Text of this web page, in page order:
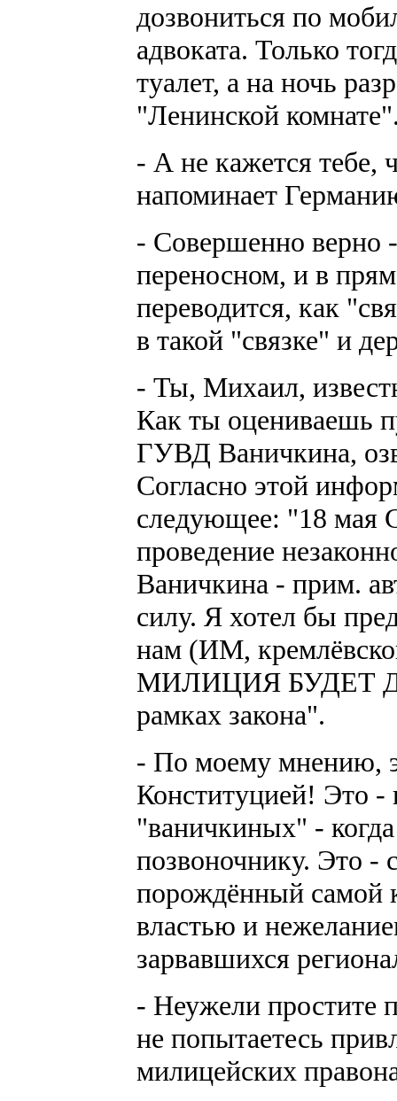
дозвониться по
адвоката. Только
туалет, а на ночь
"Ленинской
- А не кажется тебе,
напоминает
- Совершенно
переносном, и в
переводится, как
в такой "связке" и
- Ты, Михаил,
Как ты оцениваешь
ГУВД Ваничкина,
Согласно этой
следующее: "18
проведение
Ваничкина - прим.
силу. Я хотел бы
нам (ИМ,
МИЛИЦИЯ БУДЕТ
рамках закона".
- По моему мнению,
Конституцией! Это -
"ваничкиных" -
позвоночнику. Это -
порождённый самой
властью и
зарвавшихся
- Неужели простите
не попытаетесь
милицейских